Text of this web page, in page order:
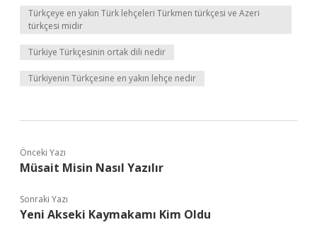
Türkçeye en yakın Türk lehçeleri Türkmen türkçesi ve Azeri
türkçesi midir
Türkiye Türkçesinin ortak dili nedir
Türkiyenin Türkçesine en yakın lehçe nedir
Önceki Yazı
Müsait Misin Nasıl Yazılır
Sonraki Yazı
Yeni Akseki Kaymakamı Kim Oldu